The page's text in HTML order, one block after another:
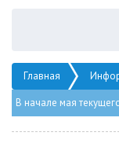
Главная
В начале мая